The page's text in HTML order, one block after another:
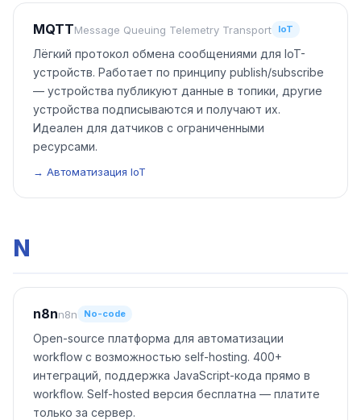
MQTTMessage Queuing Telemetry Transport IoT
Лёгкий протокол обмена сообщениями для IoT-
устройств. Работает по принципу publish/subscribe
— устройства публикуют данные в топики, другие
устройства подписываются и получают их.
Идеален для датчиков с ограниченными
ресурсами.
→ Автоматизация IoT
N
n8nn8n No-code
Open-source платформа для автоматизации
workflow с возможностью self-hosting. 400+
интеграций, поддержка JavaScript-кода прямо в
workflow. Self-hosted версия бесплатна — платите
только за сервер.